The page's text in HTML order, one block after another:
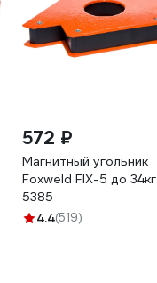
572 ₽
Магнитный угольник
Foxweld FIX-5 до 34кг
5385
4.4(519)